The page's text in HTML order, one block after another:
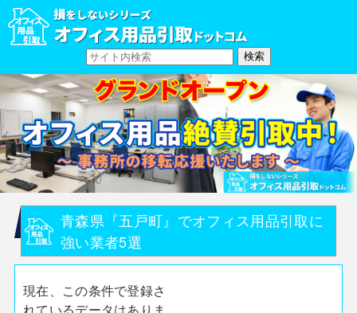
青森県『五戸町』でオフィス用品引取に
強い業者5選
現在、この条件で登録さ